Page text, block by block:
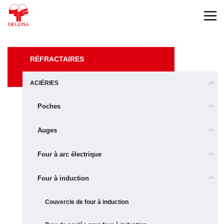
RÉFRACTAIRES
ACIÉRIES
Poches
Auges
Four à arc électrique
Four à induction
Couvercle de four à induction